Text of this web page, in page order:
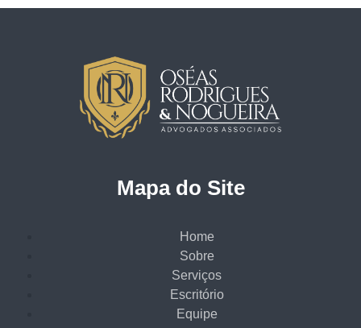
Mapa do Site
Home
Sobre
Serviços
Escritório
Equipe